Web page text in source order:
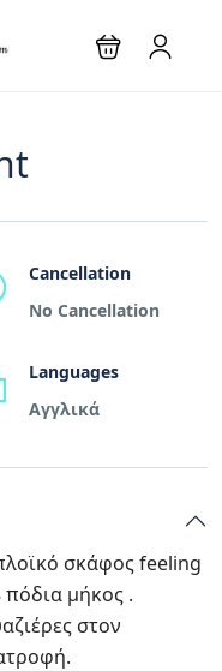
Cancellation
No Cancellation
Languages
Αγγλικά
σκάφος feeling
μήκος .
στον